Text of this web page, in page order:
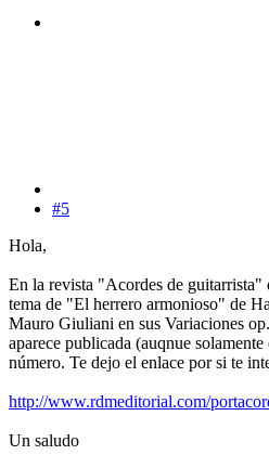
#5
Hola,
En la revista "Acordes de guitarrista"
tema de "El herrero armonioso" de
Mauro Giuliani en sus Variaciones
aparece publicada (auqnue
número. Te dejo el enlace por si te
http://www.rdmeditorial.com/
Un saludo